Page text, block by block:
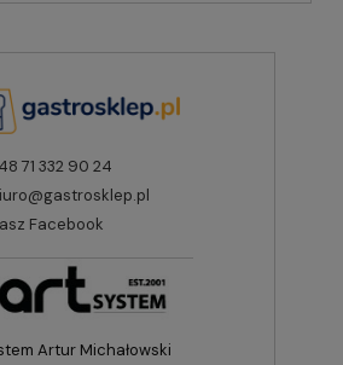
71 332 90 24
Facebook
Artur Michałowski